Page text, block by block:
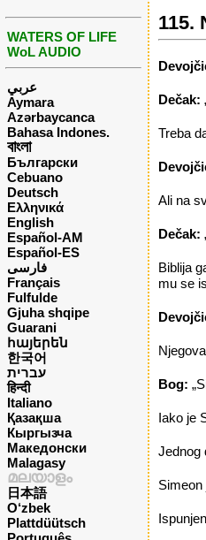
WATERS OF LIFE
WoL AUDIO
عربي
Aymara
Azərbaycanca
Bahasa Indones.
বাংলা
Български
Cebuano
Deutsch
Ελληνικά
English
Español-AM
Español-ES
فارسی
Français
Fulfulde
Gjuha shqipe
Guarani
հայերեն
한국어
עברית
हिन्दी
Italiano
Қазақша
Кыргызча
Македонски
Malagasy
മലയാളം
日本語
O‘zbek
Plattdüütsch
115.
Dečak:
Treba
Ali na
Dečak:
Biblija
mu se
Bog:
Iako je
Jednog
Simeon